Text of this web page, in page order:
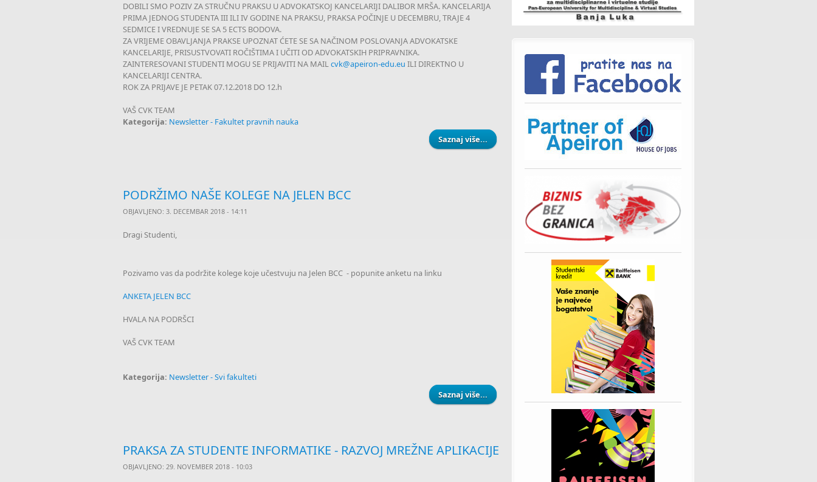
DOBILI SMO POZIV ZA STRUČNU PRAKSU U ADVOKATSKOJ KANCELARIJI DALIBOR MRŠA. KANCELARIJA
PRIMA JEDNOG STUDENTA III ILI IV GODINE NA PRAKSU, PRAKSA POČINJE U DECEMBRU, TRAJE 4
SEDMICE I VREDNUJE SE SA 5 ECTS BODOVA.
ZA VRIJEME OBAVLJANJA PRAKSE UPOZNAT ĆETE SE SA NAČINOM POSLOVANJA ADVOKATSKE
KANCELARIJE, PRISUSTVOVATI ROČIŠTIMA I UČITI OD ADVOKATSKIH PRIPRAVNIKA.
ZAINTERESOVANI STUDENTI MOGU SE PRIJAVITI NA MAILcvk@apeiron-edu.eu ILI DIREKTNO U
KANCELARIJI CENTRA.
ROK ZA PRIJAVE JE PETAK 07.12.2018 DO 12.h
VAŠ CVK TEAM
Kategorija: Newsletter - Fakultet pravnih nauka
Saznaj više... about POZIV ZA PRAKSU ADVOKATSKA KANCELARIJA DALIBOR MRŠA
PODRŽIMO NAŠE KOLEGE NA JELEN BCC
OBJAVLJENO: 3. DECEMBAR 2018 - 14:11
Dragi Studenti,
Pozivamo vas da podržite kolege koje učestvuju na Jelen BCC - popunite anketu na linku
ANKETA JELEN BCC
HVALA NA PODRŠCI
VAŠ CVK TEAM
Kategorija: Newsletter - Svi fakulteti
Saznaj više... about PODRŽIMO NAŠE KOLEGE NA JELEN BCC
PRAKSA ZA STUDENTE INFORMATIKE - RAZVOJ MREŽNE APLIKACIJE
OBJAVLJENO: 29. NOVEMBER 2018 - 10:03